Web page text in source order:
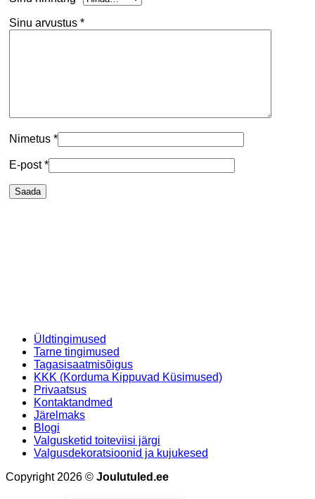
Sinu arvustus *
Nimetus *
E-post*
Üldtingimused
Tarne tingimused
Tagasisaatmisõigus
KKK (Korduma Kippuvad Küsimused)
Privaatsus
Kontaktandmed
Järelmaks
Blogi
Valgusketid toiteviisi järgi
Valgusdekoratsioonid ja kujukesed
Copyright 2026 © Joulutuled.ee